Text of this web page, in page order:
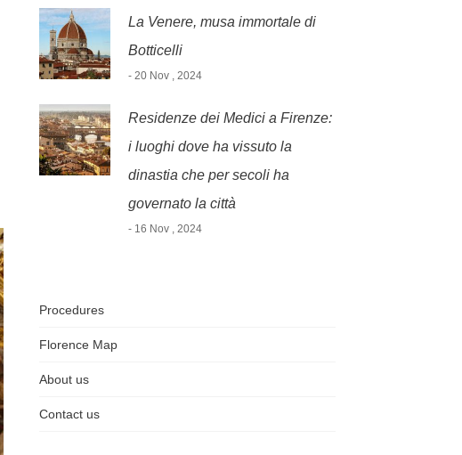
La Venere, musa immortale di
Botticelli
- 20 Nov , 2024
Residenze dei Medici a Firenze:
i luoghi dove ha vissuto la
dinastia che per secoli ha
governato la città
- 16 Nov , 2024
Procedures
Florence Map
About us
Contact us